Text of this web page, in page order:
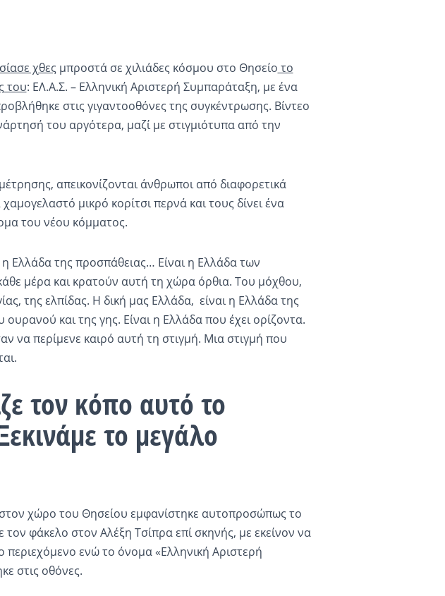
χθες μπροστά σε χιλιάδες κόσμου στο Θησείο το
του: ΕΛ.Α.Σ. – Ελληνική Αριστερή Συμπαράταξη, με ένα
στις γιγαντοοθόνες της συγκέντρωσης. Βίντεο
του αργότερα, μαζί με στιγμιότυπα από την
απεικονίζονται άνθρωποι από διαφορετικά
μικρό κορίτσι περνά και τους δίνει ένα
του νέου κόμματος.
η Ελλάδα της προσπάθειας… Είναι η Ελλάδα των
μέρα και κρατούν αυτή τη χώρα όρθια. Του μόχθου,
της ελπίδας. Η δική μας Ελλάδα, είναι η Ελλάδα της
και της γης. Είναι η Ελλάδα που έχει ορίζοντα.
να περίμενε καιρό αυτή τη στιγμή. Μια στιγμή που
τον κόπο αυτό το
το μεγάλο
χώρο του Θησείου εμφανίστηκε αυτοπροσώπως το
τον φάκελο στον Αλέξη Τσίπρα επί σκηνής, με εκείνον να
περιεχόμενο ενώ το όνομα «Ελληνική Αριστερή
στις οθόνες.